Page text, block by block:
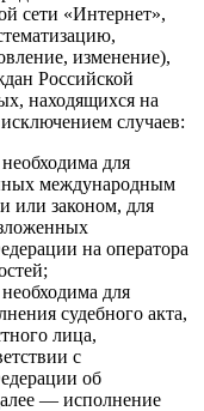
сети «Интернет»,
изменение),
Российской
находящихся на
случаев:
для
международным
или законом, для
на оператора
для
судебного акта,
лица,
с
об
— исполнение